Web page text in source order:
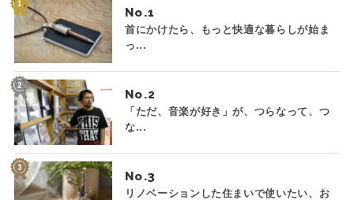
No.
首にかけたら、もっと快適な暮らしが始ま
っ...
No.
「ただ、音楽が好き」が、つらなって、つ
な...
No.
リノベーションした住まいで使いたい、お